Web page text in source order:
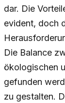
dar. Die
evident, doch
Die Balance
ökologischen
gefunden
zu gestalten.